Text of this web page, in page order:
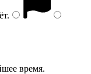
.
время.